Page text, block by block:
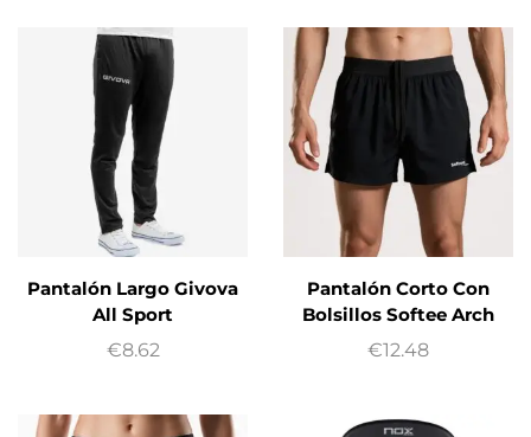
Pantalón Largo Givova
All Sport
€8.62
Pantalón Corto Con
Bolsillos Softee Arch
€12.48